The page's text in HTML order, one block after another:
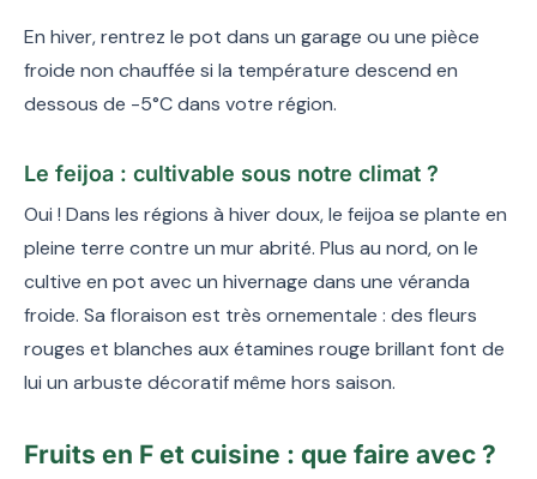
En hiver, rentrez le pot dans un garage ou une pièce
froide non chauffée si la température descend en
dessous de -5°C dans votre région.
Le feijoa : cultivable sous notre climat ?
Oui ! Dans les régions à hiver doux, le feijoa se plante en
pleine terre contre un mur abrité. Plus au nord, on le
cultive en pot avec un hivernage dans une véranda
froide. Sa floraison est très ornementale : des fleurs
rouges et blanches aux étamines rouge brillant font de
lui un arbuste décoratif même hors saison.
Fruits en F et cuisine : que faire avec ?